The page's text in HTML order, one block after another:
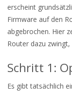
erscheint
Firmware auf den
abgebrochen. Hier
Router dazu
Schritt 1:
Es gibt tatsächlich